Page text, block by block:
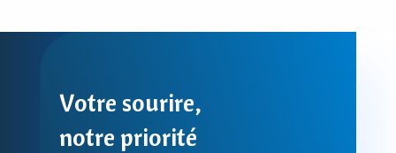
Votre sourire,
notre priorité